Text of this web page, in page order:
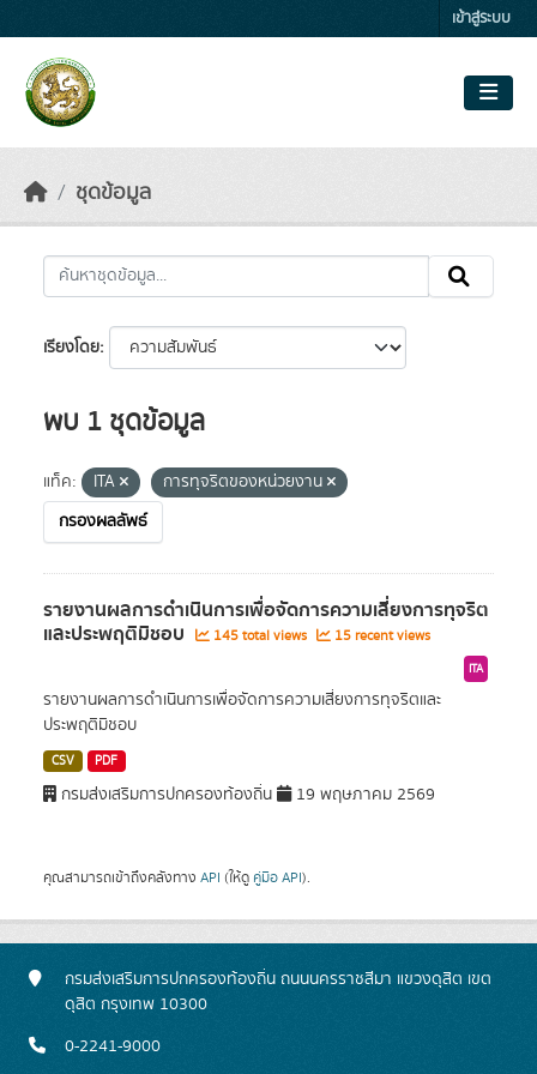
เข้าสู่ระบบ
ชุดข้อมูล
เรียงโดย
พบ 1 ชุดข้อมูล
แท็ค: ITA
การทุจริตของหน่วยงาน
กรองผลลัพธ์
รายงานผลการดำเนินการเพื่อจัดการความเสี่ยงการทุจริต
และประพฤติมิชอบ 145 total views 15 recent views
ITA
รายงานผลการดำเนินการเพื่อจัดการความเสี่ยงการทุจริตและ
ประพฤติมิชอบ
CSV PDF
กรมส่งเสริมการปกครองท้องถิ่น 19 พฤษภาคม 2569
คุณสามารถเข้าถึงคลังทาง API (ให้ดู คู่มือ API).
กรมส่งเสริมการปกครองท้องถิ่น ถนนนครราชสีมา แขวงดุสิต เขต
ดุสิต กรุงเทพ 10300
0-2241-9000